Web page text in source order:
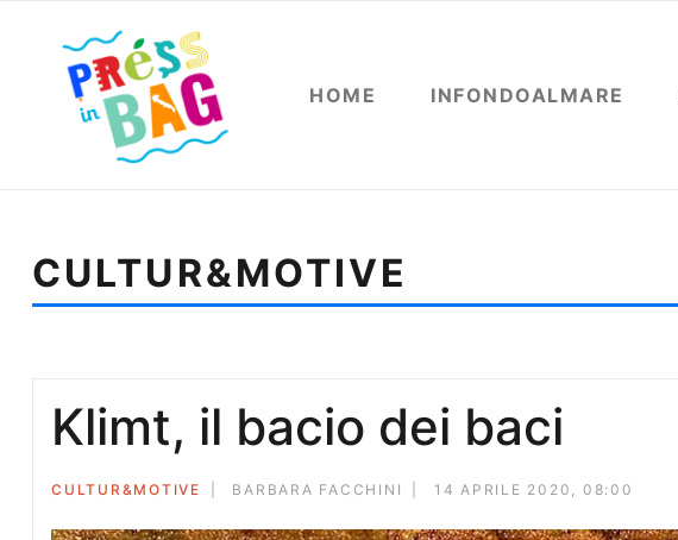
HOME INFONDOALMARE
CULTUR&MOTIVE
Klimt, il bacio dei baci
CULTUR&MOTIVE BARBARA FACCHINI 14 APRILE 2020, 08:00